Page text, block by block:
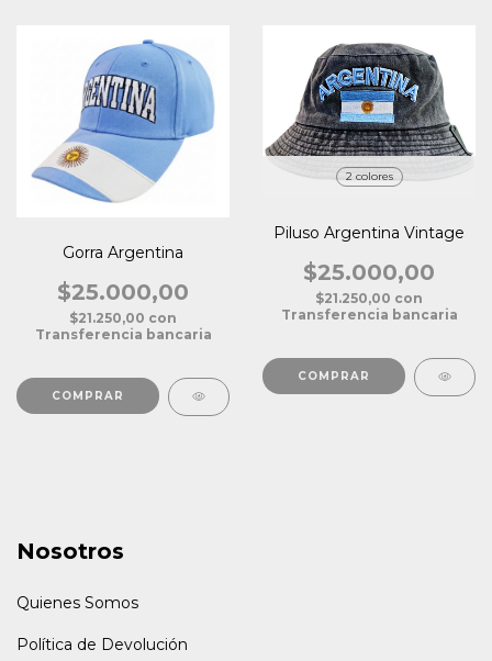
Gorra Argentina
$25.000,00
$21.250,00 con
Transferencia bancaria
2 colores
Piluso Argentina Vintage
$25.000,00
$21.250,00 con
Transferencia bancaria
COMPRAR
Nosotros
Quienes Somos
Política de Devolución